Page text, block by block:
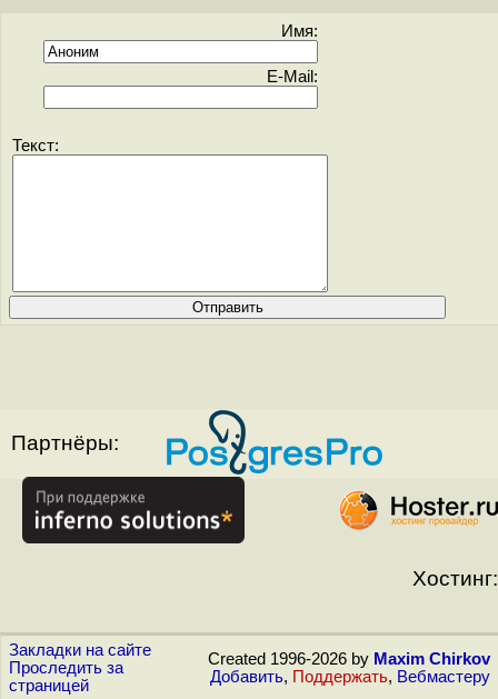
Имя:
E-Mail:
Текст:
Партнёры:
Хостинг:
Закладки на сайте
Проследить за
страницей
Created 1996-2026 by Maxim Chirkov
Добавить, Поддержать, Вебмастеру